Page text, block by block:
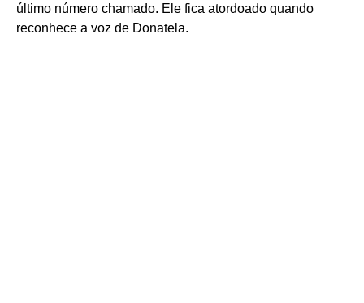
último número chamado. Ele fica atordoado quando
reconhece a voz de Donatela.